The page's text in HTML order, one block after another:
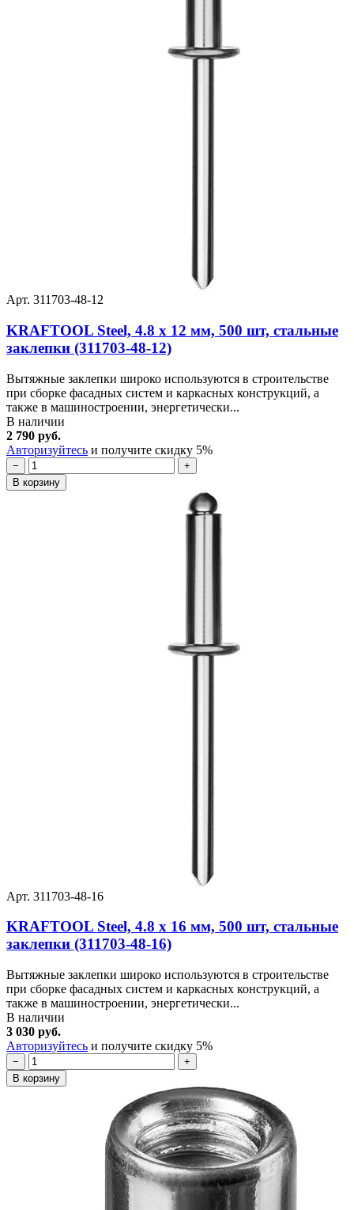
Арт. 311703-48-12
KRAFTOOL Steel, 4.8 x 12 мм, 500 шт, стальные
заклепки (311703-48-12)
Вытяжные заклепки широко используются в строительстве
при сборке фасадных систем и каркасных конструкций, а
также в машиностроении, энергетически...
В наличии
2 790 руб.
Авторизуйтесь и получите скидку 5%
−
+
В корзину
Арт. 311703-48-16
KRAFTOOL Steel, 4.8 x 16 мм, 500 шт, стальные
заклепки (311703-48-16)
Вытяжные заклепки широко используются в строительстве
при сборке фасадных систем и каркасных конструкций, а
также в машиностроении, энергетически...
В наличии
3 030 руб.
Авторизуйтесь и получите скидку 5%
−
+
В корзину